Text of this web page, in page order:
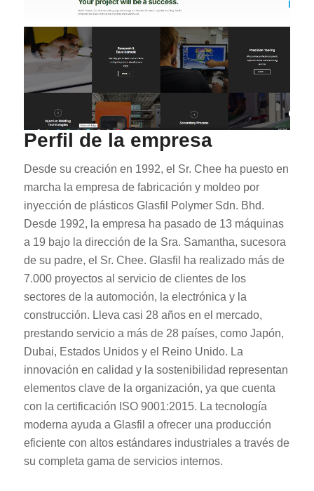
Perfil de la empresa
Desde su creación en 1992, el Sr. Chee ha puesto en
marcha la empresa de fabricación y moldeo por
inyección de plásticos Glasfil Polymer Sdn. Bhd.
Desde 1992, la empresa ha pasado de 13 máquinas
a 19 bajo la dirección de la Sra. Samantha, sucesora
de su padre, el Sr. Chee. Glasfil ha realizado más de
7.000 proyectos al servicio de clientes de los
sectores de la automoción, la electrónica y la
construcción. Lleva casi 28 años en el mercado,
prestando servicio a más de 28 países, como Japón,
Dubai, Estados Unidos y el Reino Unido. La
innovación en calidad y la sostenibilidad representan
elementos clave de la organización, ya que cuenta
con la certificación ISO 9001:2015. La tecnología
moderna ayuda a Glasfil a ofrecer una producción
eficiente con altos estándares industriales a través de
su completa gama de servicios internos.